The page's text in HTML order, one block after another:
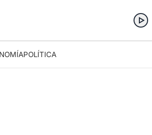
POLÍTICA